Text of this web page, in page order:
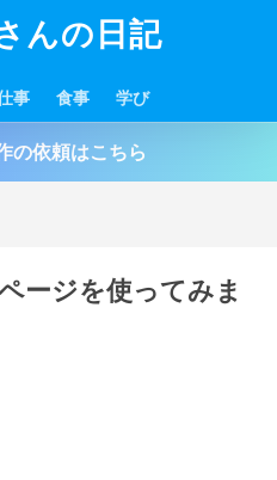
んの日記
事 食事 学び
の依頼はこちら
ージを使ってみま